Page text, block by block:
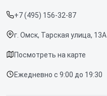
Срочный ремонт
Доставка и способы оплаты
Диагностика
Контакты
+7 (495) 156-32-87
г. Омск, Тарская улица, 13А
Посмотреть на карте
Ежедневно с 9:00 до 19:30